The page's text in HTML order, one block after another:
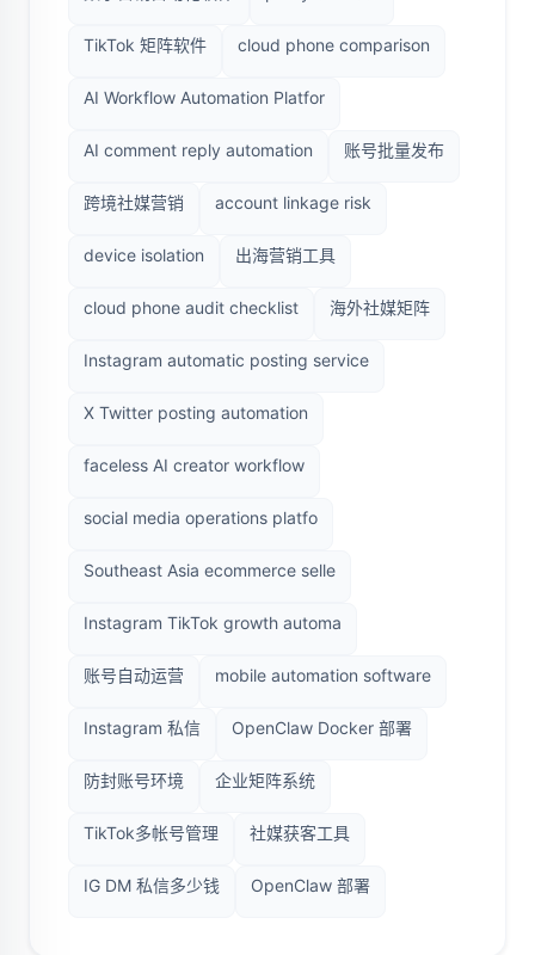
TikTok 矩阵软件 cloud phone comparison
AI Workflow Automation Platfor
AI comment reply automation 账号批量发布
跨境社媒营销 account linkage risk
device isolation 出海营销工具
cloud phone audit checklist 海外社媒矩阵
Instagram automatic posting service
X Twitter posting automation
faceless AI creator workflow
social media operations platfo
Southeast Asia ecommerce selle
Instagram TikTok growth automa
账号自动运营 mobile automation software
Instagram 私信 OpenClaw Docker 部署
防封账号环境 企业矩阵系统
TikTok多帐号管理 社媒获客工具
IG DM 私信多少钱 OpenClaw 部署